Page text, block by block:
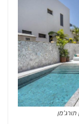
תורג'מן